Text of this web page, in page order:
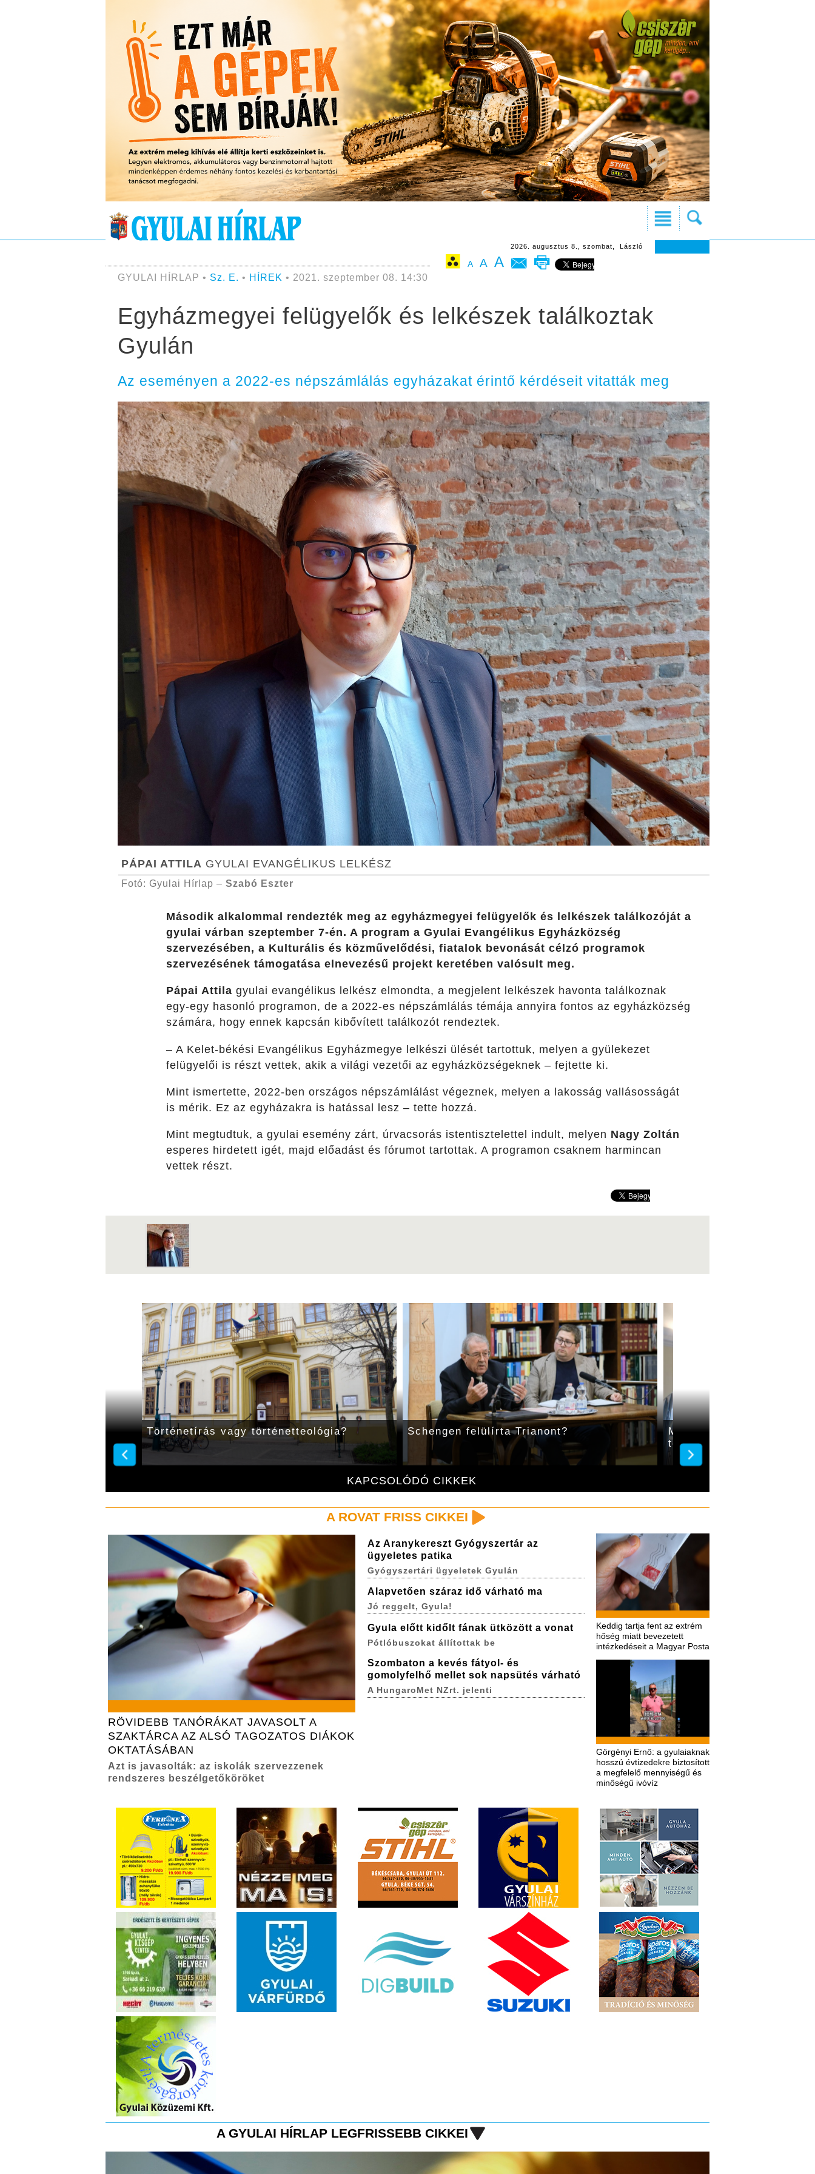
2026. augusztus 8., szombat, László
A A A
GYULAI HÍRLAP • Sz. E. • HÍREK • 2021. szeptember 08. 14:30
Egyházmegyei felügyelők és lelkészek találkoztak
Gyulán
Az eseményen a 2022-es népszámlálás egyházakat érintő kérdéseit vitatták meg
PÁPAI ATTILA GYULAI EVANGÉLIKUS LELKÉSZ
Fotó: Gyulai Hírlap – Szabó Eszter
Második alkalommal rendezték meg az egyházmegyei felügyelők és lelkészek találkozóját a
gyulai várban szeptember 7-én. A program a Gyulai Evangélikus Egyházközség
szervezésében, a Kulturális és közművelődési, fiatalok bevonását célzó programok
szervezésének támogatása elnevezésű projekt keretében valósult meg.
Pápai Attila gyulai evangélikus lelkész elmondta, a megjelent lelkészek havonta találkoznak
egy-egy hasonló programon, de a 2022-es népszámlálás témája annyira fontos az egyházközség
számára, hogy ennek kapcsán kibővített találkozót rendeztek.
– A Kelet-békési Evangélikus Egyházmegye lelkészi ülését tartottuk, melyen a gyülekezet
felügyelői is részt vettek, akik a világi vezetői az egyházközségeknek – fejtette ki.
Mint ismertette, 2022-ben országos népszámlálást végeznek, melyen a lakosság vallásosságát
is mérik. Ez az egyházakra is hatással lesz – tette hozzá.
Mint megtudtuk, a gyulai esemény zárt, úrvacsorás istentisztelettel indult, melyen Nagy Zoltán
esperes hirdetett igét, majd előadást és fórumot tartottak. A programon csaknem harmincan
vettek részt.
KAPCSOLÓDÓ CIKKEK
Történetírás vagy történetteológia? Schengen felülírta Trianont?
Májusra megújul a gyulai
templom orgonája
A ROVAT FRISS CIKKEI
RÖVIDEBB TANÓRÁKAT JAVASOLT A
SZAKTÁRCA AZ ALSÓ TAGOZATOS DIÁKOK
OKTATÁSÁBAN
Azt is javasolták: az iskolák szervezzenek
rendszeres beszélgetőköröket
Keddig tartja fent az extrém
hőség miatt bevezetett
intézkedéseit a Magyar Posta
Görgényi Ernő: a gyulaiaknak
hosszú évtizedekre biztosított
a megfelelő mennyiségű és
minőségű ivóvíz
Az Aranykereszt Gyógyszertár az
ügyeletes patika
Gyógyszertári ügyeletek Gyulán
Alapvetően száraz idő várható ma
Jó reggelt, Gyula!
Gyula előtt kidőlt fának ütközött a vonat
Pótlóbuszokat állítottak be
Szombaton a kevés fátyol- és
gomolyfelhő mellet sok napsütés várható
A HungaroMet NZrt. jelenti
A GYULAI HÍRLAP LEGFRISSEBB CIKKEI